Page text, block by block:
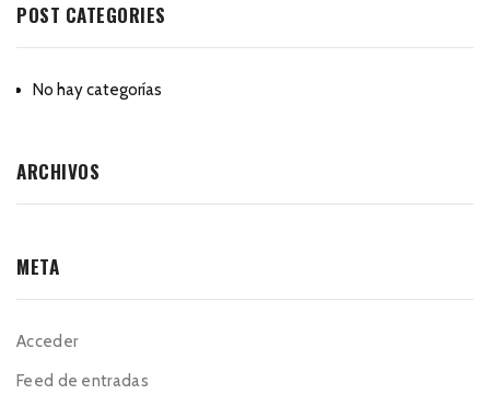
POST CATEGORIES
No hay categorías
ARCHIVOS
META
Acceder
Feed de entradas